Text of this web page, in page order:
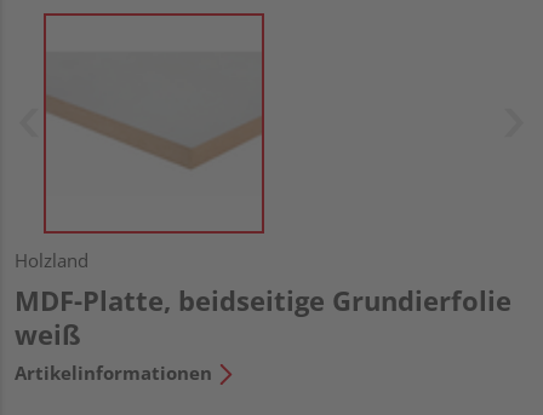
Holzland
MDF-Platte, beidseitige Grundierfolie
weiß
Artikelinformationen